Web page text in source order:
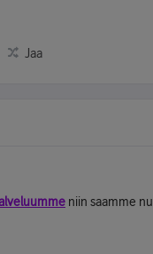
Jaa
niin saamme